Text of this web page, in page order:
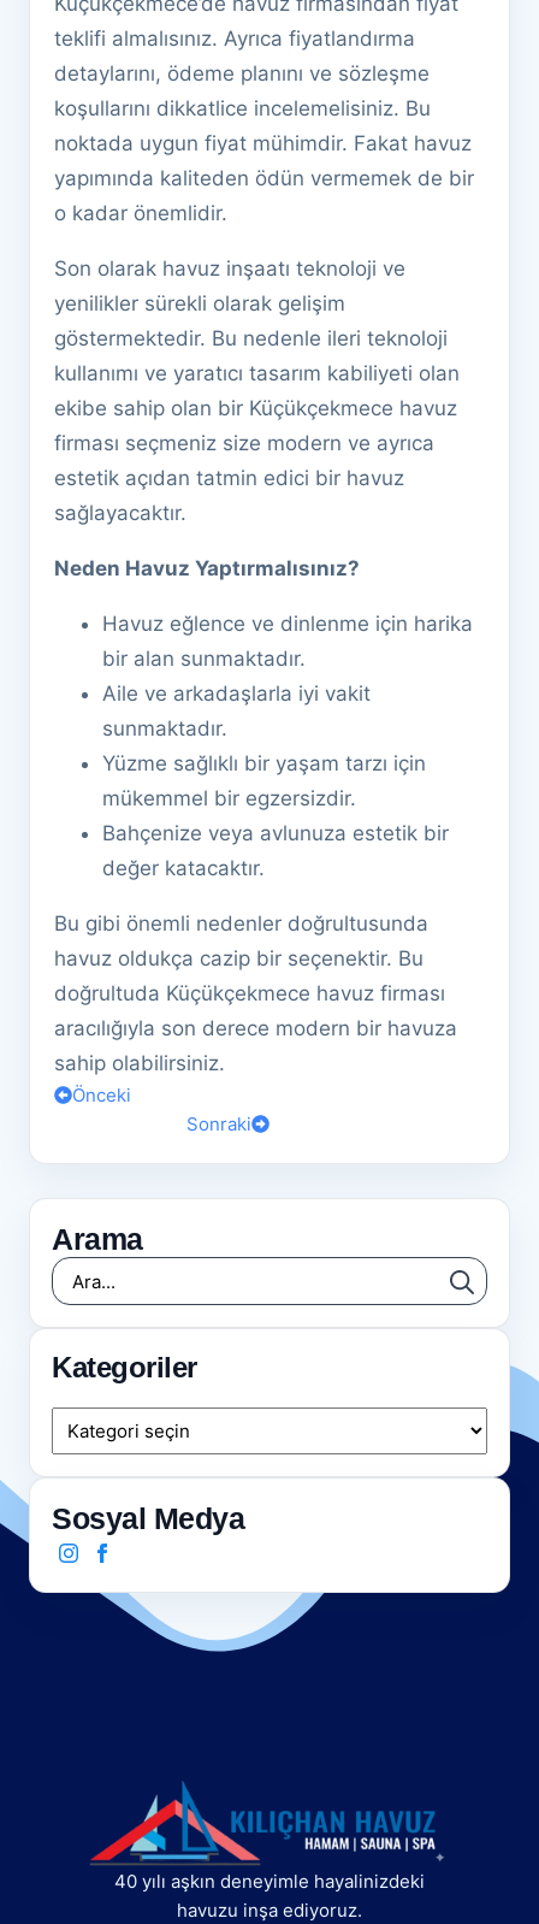
teklifi almalısınız. Ayrıca fiyatlandırma
detaylarını, ödeme planını ve sözleşme
koşullarını dikkatlice incelemelisiniz. Bu
noktada uygun fiyat mühimdir. Fakat havuz
yapımında kaliteden ödün vermemek de bir
o kadar önemlidir.
Son olarak havuz inşaatı teknoloji ve
yenilikler sürekli olarak gelişim
göstermektedir. Bu nedenle ileri teknoloji
kullanımı ve yaratıcı tasarım kabiliyeti olan
ekibe sahip olan bir Küçükçekmece havuz
firması seçmeniz size modern ve ayrıca
estetik açıdan tatmin edici bir havuz
sağlayacaktır.
Neden Havuz Yaptırmalısınız?
Havuz eğlence ve dinlenme için harika
bir alan sunmaktadır.
Aile ve arkadaşlarla iyi vakit
sunmaktadır.
Yüzme sağlıklı bir yaşam tarzı için
mükemmel bir egzersizdir.
Bahçenize veya avlunuza estetik bir
değer katacaktır.
Bu gibi önemli nedenler doğrultusunda
havuz oldukça cazip bir seçenektir. Bu
doğrultuda Küçükçekmece havuz firması
aracılığıyla son derece modern bir havuza
sahip olabilirsiniz.
Önceki
Sonraki
Arama
for:
Kategoriler
Kategoriler
Sosyal Medya
40 yılı aşkın deneyimle hayalinizdeki
havuzu inşa ediyoruz.